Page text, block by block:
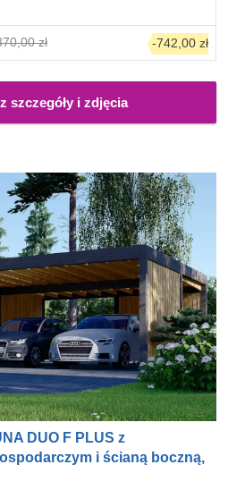
słońcem, wiatrem i
zł -742,00 zł
szczegóły i zdjęcia
DUO F PLUS z
i ścianą boczną,